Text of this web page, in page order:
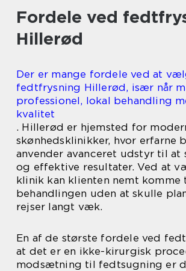
Fordele ved
Hillerød
Der er mange fordele ved at
fedtfrysning Hillerød, især når
professionel, lokal behandling
kvalitet
. Hillerød er hjemsted for
skønhedsklinikker, hvor erfarne
anvender avanceret udstyr til at
og effektive resultater. Ved at
klinik kan klienten nemt komme
behandlingen uden at skulle
rejser langt væk.
En af de største fordele ved
at det er en ikke-kirurgisk
modsætning til fedtsugning er